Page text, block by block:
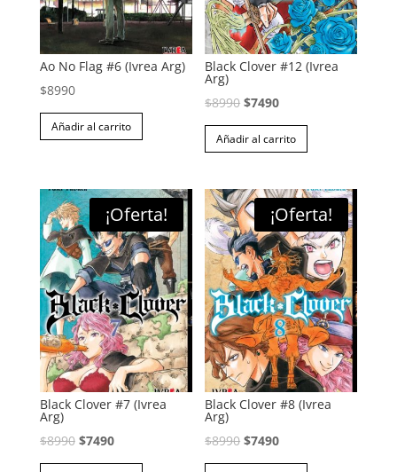
Ao No Flag #6 (Ivrea Arg)
$8990
Añadir al carrito
Black Clover #12 (Ivrea
Arg)
$8990 El
precio
original
$8990.
$7490El
precio
actual
$7490.
Añadir al carrito
¡Oferta!
Black Clover #7 (Ivrea
Arg)
$8990 El
precio
$7490El
precio
¡Oferta!
Black Clover #8 (Ivrea
Arg)
$8990 El
precio
$7490El
precio